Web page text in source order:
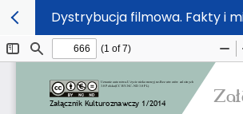
Dystrybucja filmowa. Fakty i